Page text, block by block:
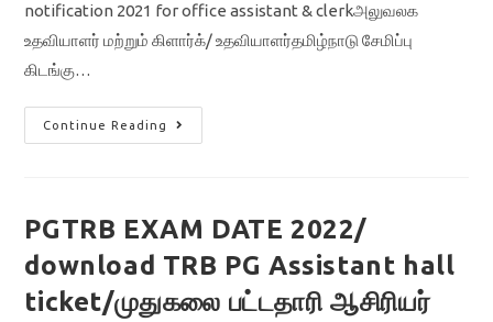
notification 2021 for office assistant & clerkஅலுவலக
உதவியாளர் மற்றும் கிளார்க்/ உதவியாளர்தமிழ்நாடு சேமிப்பு
கிடங்கு…
Continue Reading
TNWC
RECRUITMENT
CLERK
JOBS/
சேமிப்பு
கிடங்கு
நிறுவனத்தில்
நிரந்தர
PGTRB EXAM DATE 2022/
download TRB PG Assistant hall
ticket/முதுகலை பட்டதாரி ஆசிரியர்